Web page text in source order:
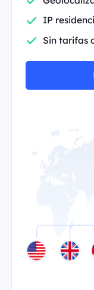
IP
Sin tarifas